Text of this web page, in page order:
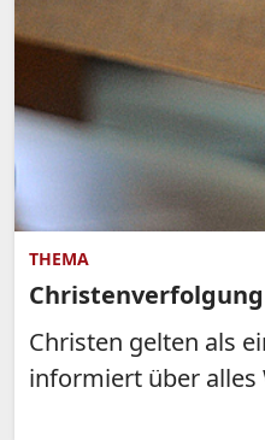
THEMA
Christenverfolgung
Christen gelten als
informiert über alles